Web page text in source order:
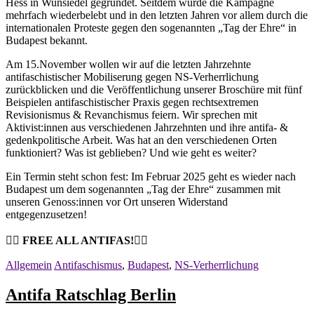
Hess in Wunsiedel gegründet. Seitdem wurde die Kampagne
mehrfach wiederbelebt und in den letzten Jahren vor allem durch die
internationalen Proteste gegen den sogenannten „Tag der Ehre“ in
Budapest bekannt.
Am 15.November wollen wir auf die letzten Jahrzehnte
antifaschistischer Mobiliserung gegen NS-Verherrlichung
zurückblicken und die Veröffentlichung unserer Broschüre mit fünf
Beispielen antifaschistischer Praxis gegen rechtsextremen
Revisionismus & Revanchismus feiern. Wir sprechen mit
Aktivist:innen aus verschiedenen Jahrzehnten und ihre antifa- &
gedenkpolitische Arbeit. Was hat an den verschiedenen Orten
funktioniert? Was ist geblieben? Und wie geht es weiter?
Ein Termin steht schon fest: Im Februar 2025 geht es wieder nach
Budapest um dem sogenannten „Tag der Ehre“ zusammen mit
unseren Genoss:innen vor Ort unseren Widerstand
entgegenzusetzen!
❤️‍🔥 FREE ALL ANTIFAS!❤️‍🔥
Allgemein Antifaschismus, Budapest, NS-Verherrlichung
Antifa Ratschlag Berlin